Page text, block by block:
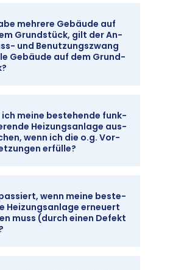
meh­re­re Ge­bäu­de auf
Grund­stück, gilt der An­
und Be­nut­zungs­zwang
Ge­bäu­de auf dem Grund­
ich mei­ne be­ste­hen­de funk­
Hei­zungs­an­la­ge aus­
wenn ich die o.g. Vor­
er­fül­le?
wenn mei­ne be­ste­
Hei­zungs­an­la­ge er­neu­ert
muss (durch ei­nen De­fekt